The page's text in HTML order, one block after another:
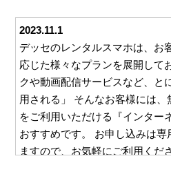
2023.11.1
デッセのレンタルスマホは、お
応じた様々なプランを展開して
クや動画配信サービスなど、と
用される」 そんなお客様には、
をご利用いただける『インター
おすすめです。 お申し込みは専
ますので、お気軽にご利用くだ